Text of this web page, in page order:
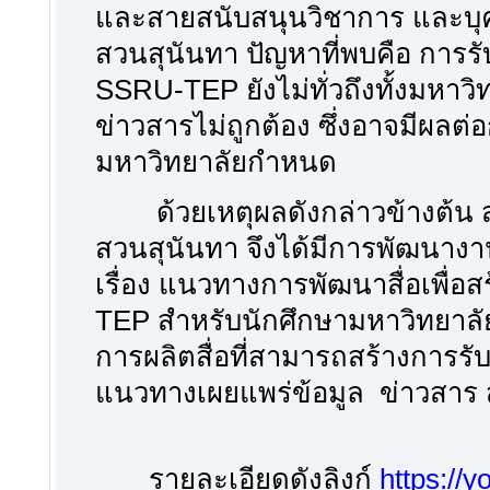
และสายสนับสนุนวิชาการ และ
สวนสุนันทา ปัญหาที่พบคือ การรั
SSRU-TEP ยังไม่ทั่วถึงทั้งมหา
ข่าวสารไม่ถูกต้อง ซึ่งอาจมีผลต่
มหาวิทยาลัยกำหนด
ด้วยเหตุผลดังกล่าวข้างต้น
สวนสุนันทา จึงได้มีการพัฒนางา
เรื่อง แนวทางการพัฒนาสื่อเพื่อ
TEP สำหรับนักศึกษามหาวิทยา
การผลิตสื่อที่สามารถสร้างการรั
แนวทางเผยแพร่ข้อมูล ข่าวสาร
รายละเอียดดังลิงก์ https://